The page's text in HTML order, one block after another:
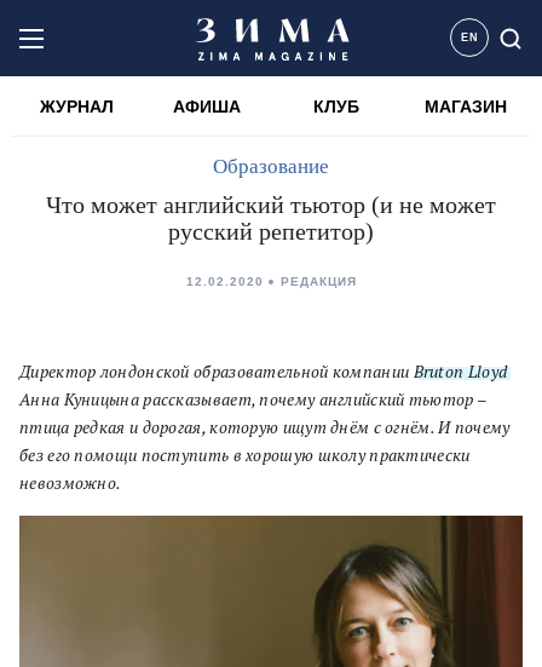
EN
ЖУРНАЛ АФИША КЛУБ МАГАЗИН
Образование
Что может английский тьютор (и не может
русский репетитор)
12.02.2020 РЕДАКЦИЯ
Директор лондонской образовательной компании Bruton Lloyd
Анна Куницына рассказывает, почему английский тьютор –
птица редкая и дорогая, которую ищут днём с огнём. И почему
без его помощи поступить в хорошую школу практически
невозможно.